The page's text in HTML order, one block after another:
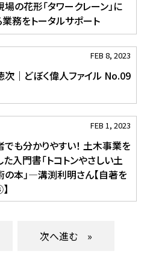
の花形「タワークレーン」に
務をトータルサポート
FEB 8, 2023
次｜どぼく偉人ファイル No.09
FEB 1, 2023
も分かりやすい！ 土木事業を
入門書「トコトンやさしい土
の本」―溝渕利明さん【自著を
»